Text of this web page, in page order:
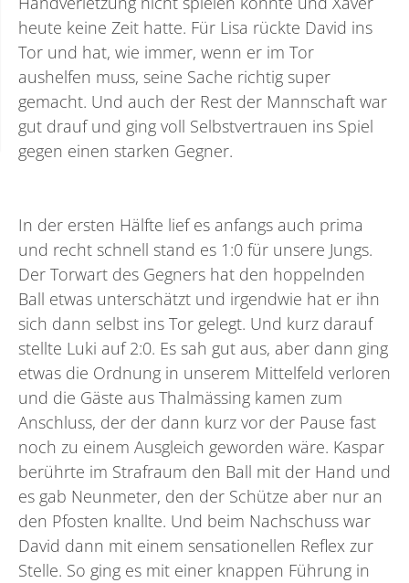
heute keine Zeit hatte. Für Lisa rückte David ins
Tor und hat, wie immer, wenn er im Tor
aushelfen muss, seine Sache richtig super
gemacht. Und auch der Rest der Mannschaft war
gut drauf und ging voll Selbstvertrauen ins Spiel
gegen einen starken Gegner.
In der ersten Hälfte lief es anfangs auch prima
und recht schnell stand es 1:0 für unsere Jungs.
Der Torwart des Gegners hat den hoppelnden
Ball etwas unterschätzt und irgendwie hat er ihn
sich dann selbst ins Tor gelegt. Und kurz darauf
stellte Luki auf 2:0. Es sah gut aus, aber dann ging
etwas die Ordnung in unserem Mittelfeld verloren
und die Gäste aus Thalmässing kamen zum
Anschluss, der der dann kurz vor der Pause fast
noch zu einem Ausgleich geworden wäre. Kaspar
berührte im Strafraum den Ball mit der Hand und
es gab Neunmeter, den der Schütze aber nur an
den Pfosten knallte. Und beim Nachschuss war
David dann mit einem sensationellen Reflex zur
Stelle. So ging es mit einer knappen Führung in